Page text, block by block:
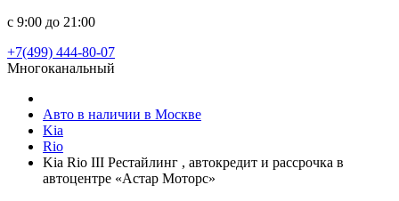
с 9:00 до 21:00
+7(499) 444-80-07
Многоканальный
Авто в наличии в Москве
Kia
Rio
Kia Rio III Рестайлинг , автокредит и рассрочка в
автоцентре «Астар Моторс»